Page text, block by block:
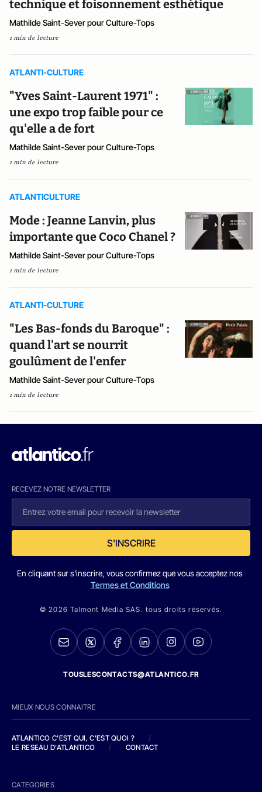
technique et foisonnement esthétique
Mathilde Saint-Sever pour Culture-Tops
1 min de lecture
ATLANTI-CULTURE
"Yves Saint-Laurent 1971" :
une expo trop faible pour ce
qu'elle a de fort
Mathilde Saint-Sever pour Culture-Tops
1 min de lecture
ATLANTICULTURE
Mode : Jeanne Lanvin, plus
importante que Coco Chanel ?
Mathilde Saint-Sever pour Culture-Tops
1 min de lecture
ATLANTI-CULTURE
"Les Bas-fonds du Baroque" :
quand l'art se nourrit
goulûment de l'enfer
Mathilde Saint-Sever pour Culture-Tops
1 min de lecture
RECEVEZ NOTRE NEWSLETTER
S'INSCRIRE
En cliquant sur s'inscrire, vous confirmez que vous acceptez nos
Termes et Conditions
© 2026 Talmont Media SAS. tous droits réservés.
TOUSLESCONTACTS@ATLANTICO.FR
MIEUX NOUS CONNAITRE
ATLANTICO C'EST QUI, C'EST QUOI ?
/
LE RESEAU D'ATLANTICO
/ CONTACT
CATEGORIES